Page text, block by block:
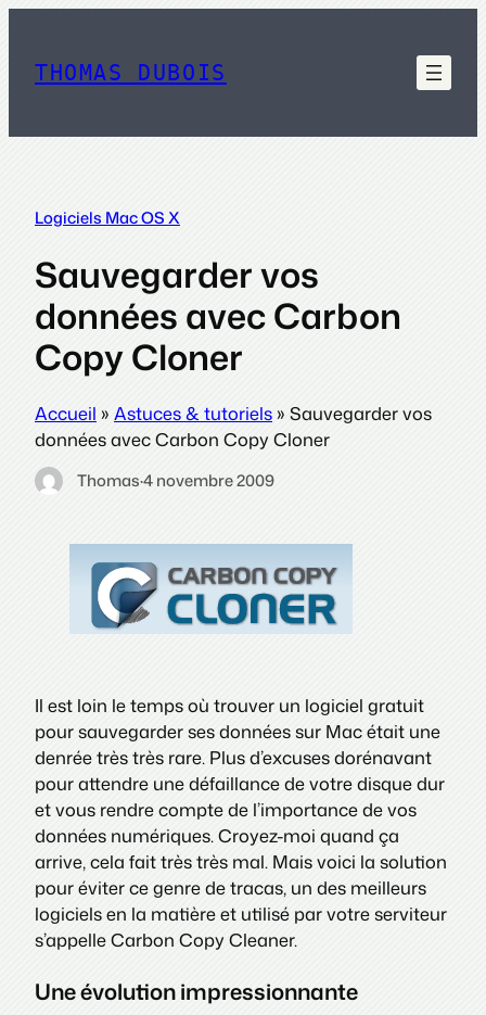
contenu
THOMAS DUBOIS
Logiciels Mac OS X
Sauvegarder vos
données avec Carbon
Copy Cloner
Accueil » Astuces & tutoriels» Sauvegarder vos
données avec Carbon Copy Cloner
Thomas·4 novembre 2009
Il est loin le temps où trouver un logiciel gratuit
pour sauvegarder ses données sur Mac était une
denrée très très rare. Plus d’excuses dorénavant
pour attendre une défaillance de votre disque dur
et vous rendre compte de l’importance de vos
données numériques. Croyez-moi quand ça
arrive, cela fait très très mal. Mais voici la solution
pour éviter ce genre de tracas, un des meilleurs
logiciels en la matière et utilisé par votre serviteur
s’appelle Carbon Copy Cleaner.
Une évolution impressionnante